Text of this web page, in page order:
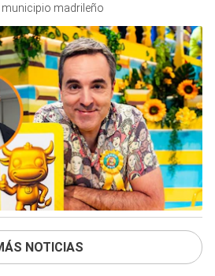
municipio madrileño
NOTICIAS